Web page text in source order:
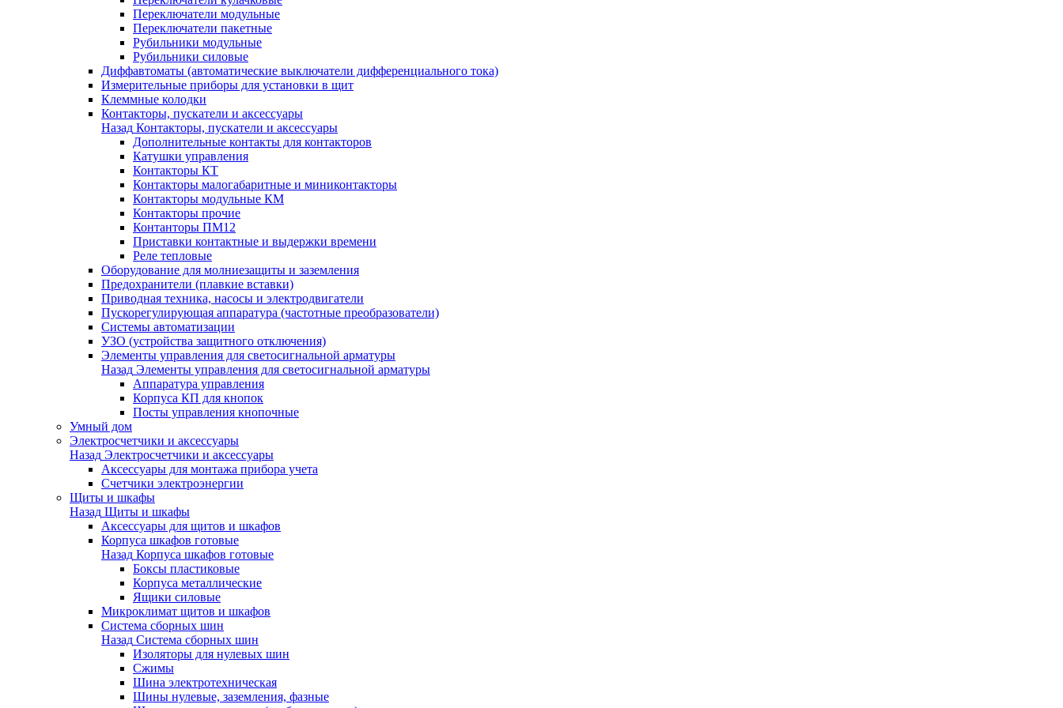
Переключатели модульные
Переключатели пакетные
Рубильники модульные
Рубильники силовые
Диффавтоматы (автоматические выключатели дифференциального тока)
Измерительные приборы для установки в щит
Клеммные колодки
Контакторы, пускатели и аксессуары
Назад Контакторы, пускатели и аксессуары
Дополнительные контакты для контакторов
Катушки управления
Контакторы КТ
Контакторы малогабаритные и миниконтакторы
Контакторы модульные КМ
Контакторы прочие
Контанторы ПМ12
Приставки контактные и выдержки времени
Реле тепловые
Оборудование для молниезащиты и заземления
Предохранители (плавкие вставки)
Приводная техника, насосы и электродвигатели
Пускорегулирующая аппаратура (частотные преобразователи)
Системы автоматизации
УЗО (устройства защитного отключения)
Элементы управления для светосигнальной арматуры
Назад Элементы управления для светосигнальной арматуры
Аппаратура управления
Корпуса КП для кнопок
Посты управления кнопочные
Умный дом
Электросчетчики и аксессуары
Назад Электросчетчики и аксессуары
Аксессуары для монтажа прибора учета
Счетчики электроэнергии
Щиты и шкафы
Назад Щиты и шкафы
Аксессуары для щитов и шкафов
Корпуса шкафов готовые
Назад Корпуса шкафов готовые
Боксы пластиковые
Корпуса металлические
Ящики силовые
Микроклимат щитов и шкафов
Система сборных шин
Назад Система сборных шин
Изоляторы для нулевых шин
Сжимы
Шина электротехническая
Шины нулевые, заземления, фазные